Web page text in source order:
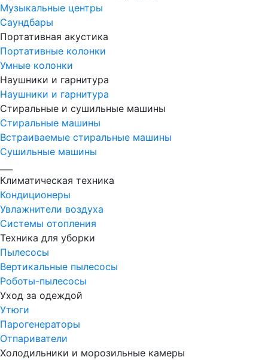
Музыкальные центры
Саундбары
Портативная акустика
Портативные колонки
Умные колонки
Наушники и гарнитура
Наушники и гарнитура
Стиральные и сушильные машины
Стиральные машины
Встраиваемые стиральные машины
Сушильные машины
Климатическая техника
Кондиционеры
Увлажнители воздуха
Системы отопления
Техника для уборки
Пылесосы
Вертикальные пылесосы
Роботы-пылесосы
Уход за одеждой
Утюги
Парогенераторы
Отпариватели
Холодильники и морозильные камеры